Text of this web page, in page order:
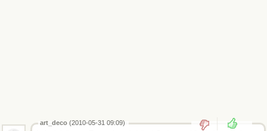
art_deco (2010-05-31 09:09)